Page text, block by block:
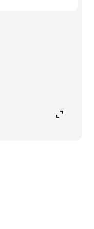
expand_content